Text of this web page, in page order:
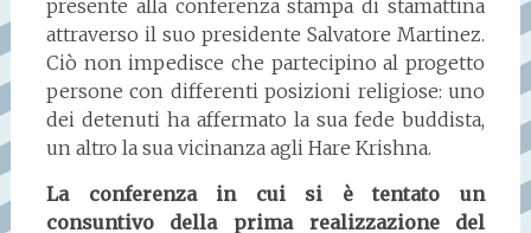
presente alla conferenza stampa di stamattina
attraverso il suo presidente Salvatore Martinez.
Ciò non impedisce che partecipino al progetto
persone con differenti posizioni religiose: uno
dei detenuti ha affermato la sua fede buddista,
un altro la sua vicinanza agli Hare Krishna.
La conferenza in cui si è tentato un
consuntivo della prima realizzazione del